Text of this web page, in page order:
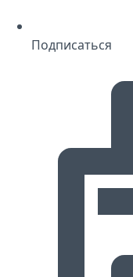
Подписаться